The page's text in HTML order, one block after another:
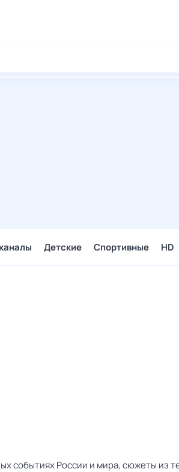
Детские Спортивные HD
событиях России и мира, сюжеты из